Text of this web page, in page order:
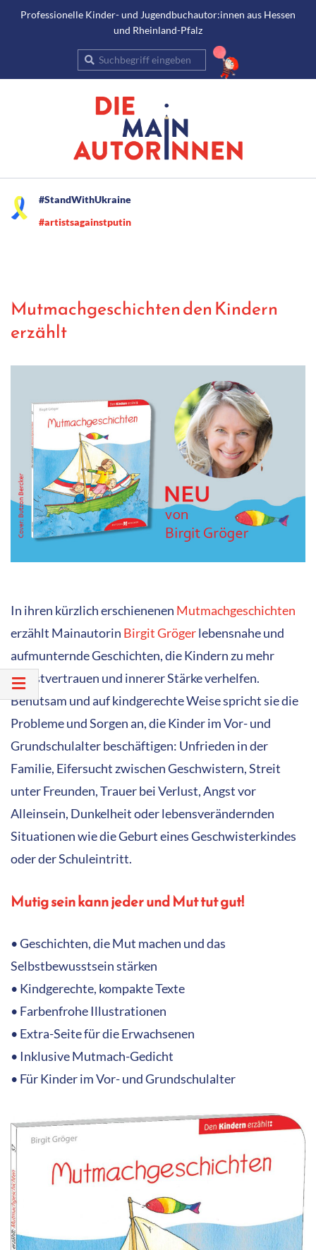
GeheProfessionelle Kinder- und Jugendbuchautor:innen aus Hessen
und Rheinland-Pfalz
Suche
Navigation
#StandWithUkraine
#artistsagainstputin
Mutmachgeschichten den Kindern
erzählt
In ihren kürzlich erschienenen Mutmachgeschichten
erzählt Mainautorin Birgit Grögerlebensnahe und
aufmunternde Geschichten, die Kindern zu mehr
Selbstvertrauen und innerer Stärke verhelfen.
Behutsam und auf kindgerechte Weise spricht sie die
Probleme und Sorgen an, die Kinder im Vor- und
Grundschulalter beschäftigen: Unfrieden in der
Familie, Eifersucht zwischen Geschwistern, Streit
unter Freunden, Trauer bei Verlust, Angst vor
Alleinsein, Dunkelheit oder lebensverändernden
Situationen wie die Geburt eines Geschwisterkindes
oder der Schuleintritt.
Mutig sein kann jeder und Mut tut gut!
• Geschichten, die Mut machen und das
Selbstbewusstsein stärken
• Kindgerechte, kompakte Texte
• Farbenfrohe Illustrationen
• Extra-Seite für die Erwachsenen
• Inklusive Mutmach-Gedicht
• Für Kinder im Vor- und Grundschulalter